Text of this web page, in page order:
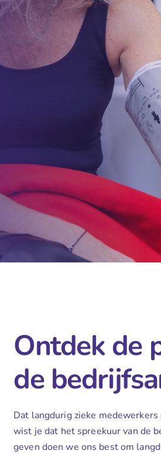
Ontdek de
de
Dat langdurig zieke
wist je dat het spreekuur van de
geven doen we ons best om